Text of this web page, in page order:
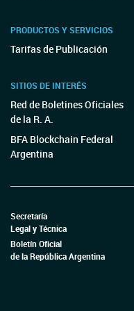
PRODUCTOS Y SERVICIOS
Tarifas de Publicación
SITIOS DE INTERÉS
Red de Boletines Oficiales
de la R. A.
BFA Blockchain Federal
Argentina
Secretaría
Legal y Técnica
Boletín Oficial
de la República Argentina